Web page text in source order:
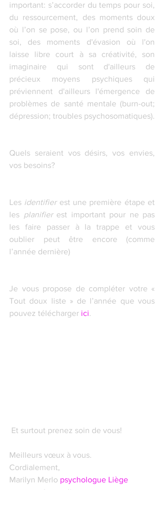
important: s’accorder du temps pour soi,
du ressourcement, des moments doux
où l’on se pose, ou l’on prend soin de
soi, des moments d'évasion où l'on
laisse libre court à sa créativité, son
imaginaire qui sont d'ailleurs de
précieux moyens psychiques qui
préviennent d'ailleurs l'émergence de
problèmes de santé mentale (burn-out;
dépression; troubles psychosomatiques).
Quels seraient vos désirs, vos envies,
vos besoins?
Les identifier est une première étape et
les planifier est important pour ne pas
les faire passer à la trappe et vous
oublier peut être encore (comme
l’année dernière)
Je vous propose de compléter votre «
Tout doux liste » de l’année que vous
pouvez télécharger ici
Et surtout prenez soin de vous!
Meilleurs vœux à vous.
Cordialement,
Marilyn Merlo psychologue Liège
www.merlo-psy-liege.com